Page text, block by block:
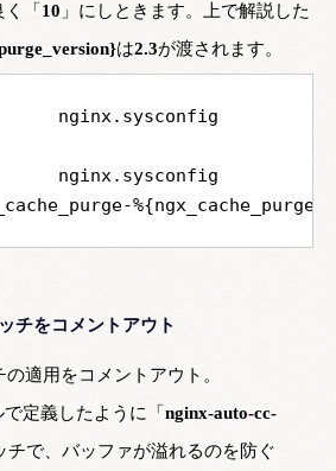
「 10 」にしときます。上で解説した
は2.3が渡されます。
nginx.sysconfig
チをコメントアウト
の適用をコメントアウト。
定義したように「 nginx-auto-cc-
チで、バッファが溢れるのを防ぐ